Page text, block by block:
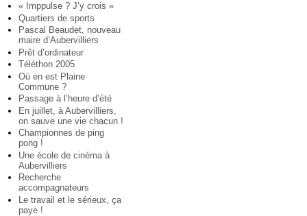
« Imppulse ? J’y crois »
Quartiers de sports
Pascal Beaudet, nouveau
maire d’Aubervilliers
Prêt d’ordinateur
Téléthon 2005
Où en est Plaine
Commune ?
Passage à l’heure d’été
En juillet, à Aubervilliers,
on sauve une vie chacun !
Championnes de ping
pong !
Une école de cinéma à
Aubervilliers
Recherche
accompagnateurs
Le travail et le sérieux, ça
paye !